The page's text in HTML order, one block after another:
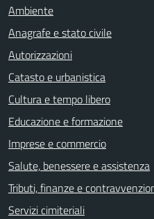
Ambiente
Anagrafe e stato civile
Autorizzazioni
Catasto e urbanistica
Cultura e tempo libero
Educazione e formazione
Imprese e commercio
Salute, benessere e assistenza
Tributi, finanze e
Servizi cimiteriali